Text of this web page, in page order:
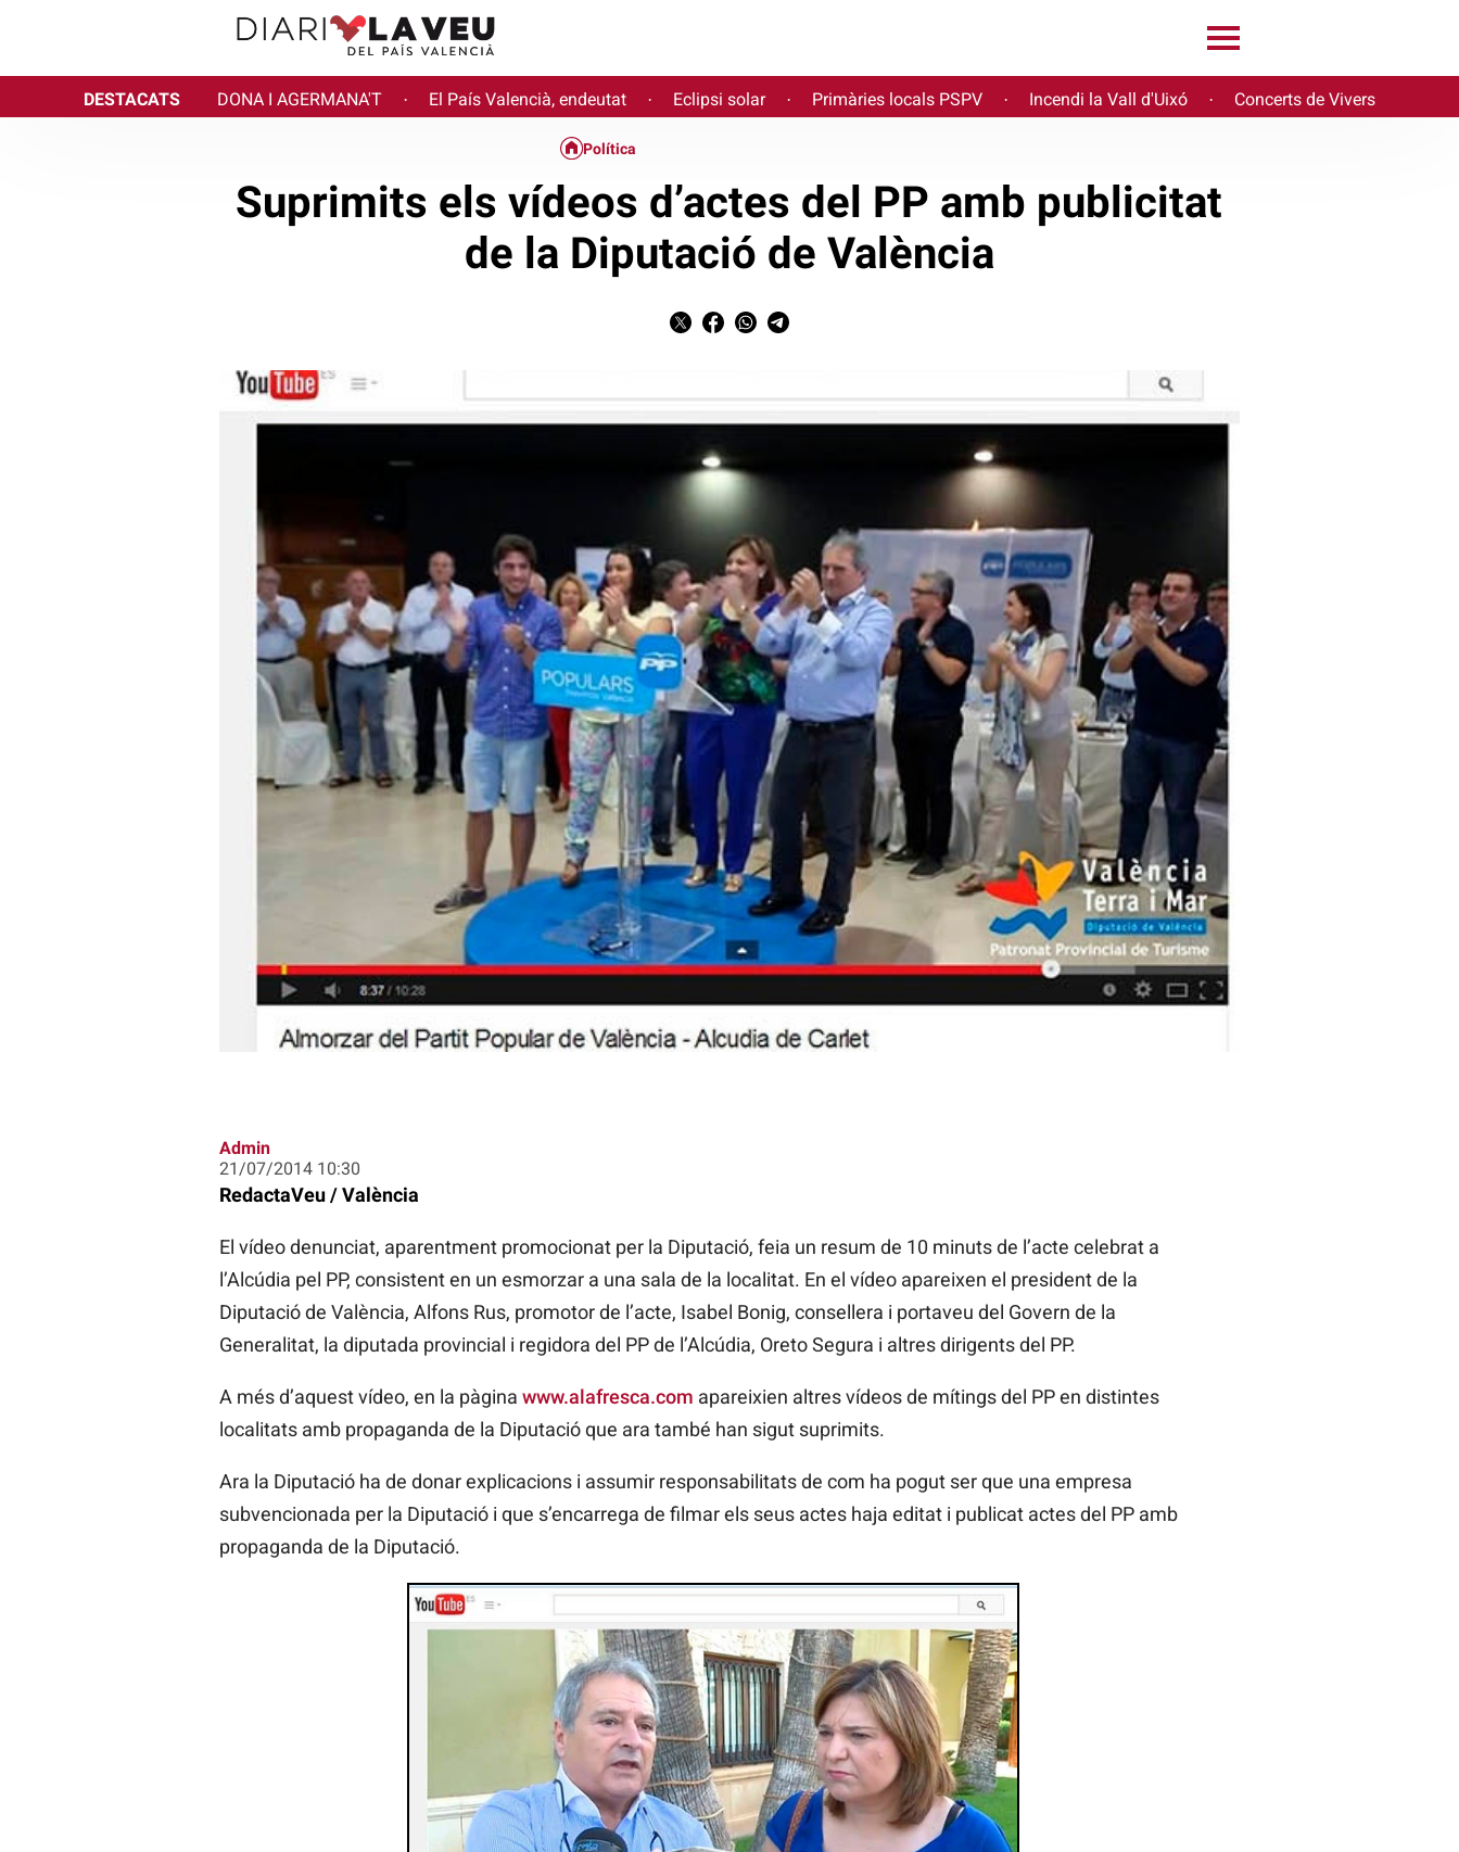
DESTACATS DONA I AGERMANA'T · El País Valencià, endeutat · Eclipsi solar · Primàries locals PSPV · Incendi la Vall d'Uixó · Concerts de Vivers
Política
Suprimits els vídeos d’actes del PP amb publicitat
de la Diputació de València
Admin
21/07/2014 10:30
RedactaVeu / València
El vídeo denunciat, aparentment promocionat per la Diputació, feia un resum de 10 minuts de l’acte celebrat a
l’Alcúdia pel PP, consistent en un esmorzar a una sala de la localitat. En el vídeo apareixen el president de la
Diputació de València, Alfons Rus, promotor de l’acte, Isabel Bonig, consellera i portaveu del Govern de la
Generalitat, la diputada provincial i regidora del PP de l’Alcúdia, Oreto Segura i altres dirigents del PP.
A més d’aquest vídeo, en la pàgina www.alafresca.com apareixien altres vídeos de mítings del PP en distintes
localitats amb propaganda de la Diputació que ara també han sigut suprimits.
Ara la Diputació ha de donar explicacions i assumir responsabilitats de com ha pogut ser que una empresa
subvencionada per la Diputació i que s’encarrega de filmar els seus actes haja editat i publicat actes del PP amb
propaganda de la Diputació.